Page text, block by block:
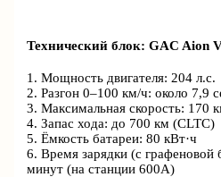
Технический блок: GAC Aion
1. Мощность двигателя: 204 л.с.
2. Разгон 0–100 км/ч: около 7,9
3. Максимальная скорость: 170
4. Запас хода: до 700 км (CLTC)
5. Ёмкость батареи: 80 кВт·ч
6. Время зарядки (с графеновой
минут (на станции 600А)